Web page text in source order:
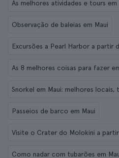
As melhores atividades e tours em
Observação de baleias em Maui
Excursões a Pearl Harbor a partir
As 8 melhores coisas para fazer
Passeios de barco em Maui
Visite o Crater do Molokini a partir
Como nadar com tubarões em